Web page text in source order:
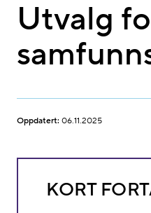
Utvalg
Oppdatert: 06.11.2025
KORT